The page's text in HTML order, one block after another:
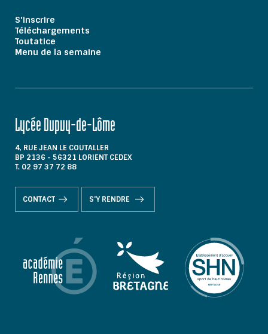
S'inscrire
Téléchargements
Toutatice
Menu de la semaine
Lycée Dupuy-de-Lôme
4, RUE JEAN LE COUTALLER
BP 2136 - 56321 LORIENT CEDEX
T. 02 97 37 72 88
CONTACT S'Y RENDRE